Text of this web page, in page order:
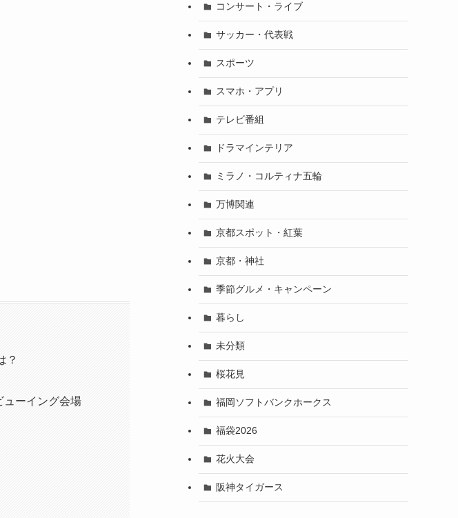
？
ューイング会場
コンサート・ライブ
サッカー・代表戦
スポーツ
スマホ・アプリ
テレビ番組
ドラマインテリア
ミラノ・コルティナ五輪
万博関連
京都スポット・紅葉
京都・神社
季節グルメ・キャンペーン
暮らし
未分類
桜花見
福岡ソフトバンクホークス
福袋2026
花火大会
阪神タイガース